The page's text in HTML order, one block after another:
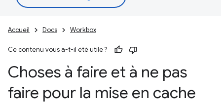
Accueil Docs Workbox
Ce contenu vous a-t-il été utile ?
Choses à faire et à ne pas
faire pour la mise en cache